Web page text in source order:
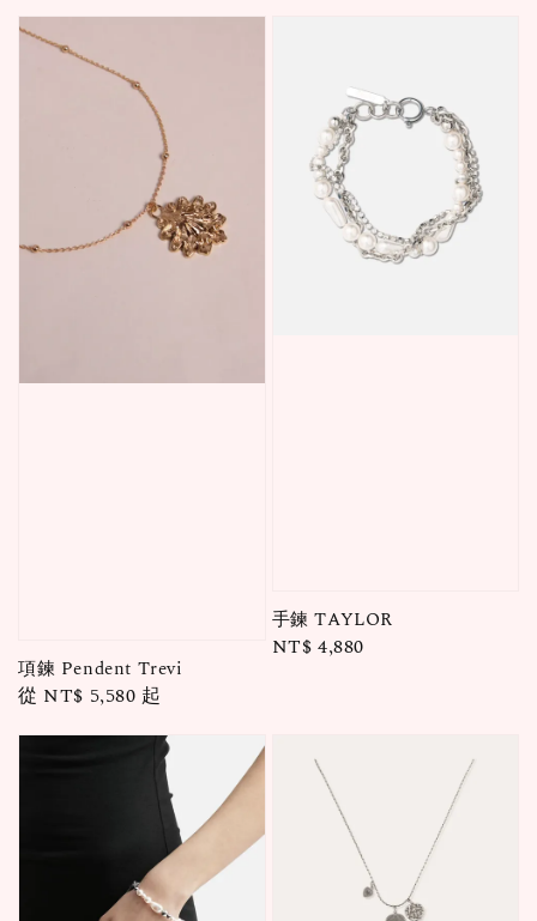
項鍊 Pendent Trevi
Regular
從 NT$ 5,580 起
手鍊 TAYLOR
Regular
NT$ 4,880